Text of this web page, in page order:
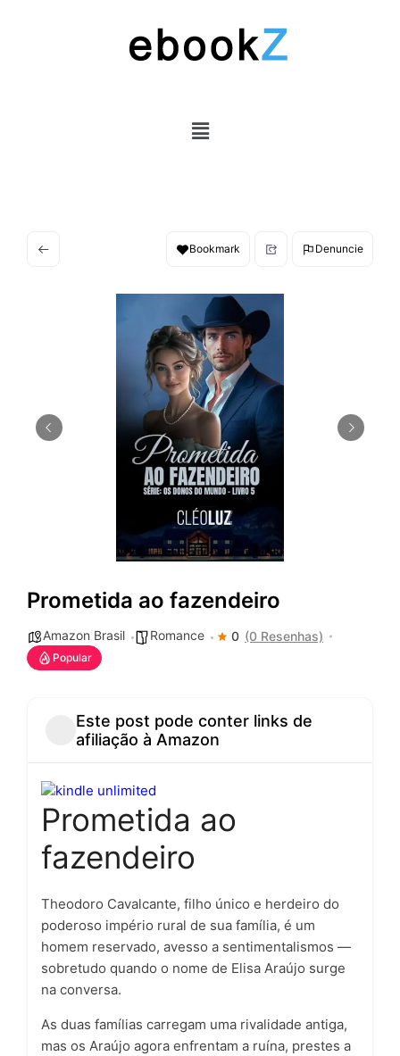
Bookmark Denuncie
Prometida ao fazendeiro
Amazon Brasil Romance 0 (0 Resenhas)
Popular
Este post pode conter links de
afiliação à Amazon
Prometida ao
fazendeiro
Theodoro Cavalcante, filho único e herdeiro do
poderoso império rural de sua família, é um
homem reservado, avesso a sentimentalismos —
sobretudo quando o nome de Elisa Araújo surge
na conversa.
As duas famílias carregam uma rivalidade antiga,
mas os Araújo agora enfrentam a ruína, prestes a